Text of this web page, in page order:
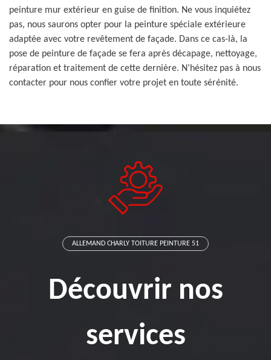
peinture mur extérieur en guise de finition. Ne vous inquiétez
pas, nous saurons opter pour la peinture spéciale extérieure
adaptée avec votre revêtement de façade. Dans ce cas-là, la
pose de peinture de façade se fera après décapage, nettoyage,
réparation et traitement de cette dernière. N’hésitez pas à nous
contacter pour nous confier votre projet en toute sérénité.
ALLEMAND CHARLY TOITURE PEINTURE 51
Découvrir nos
services